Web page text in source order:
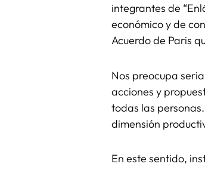
integrantes de
económico y de
Acuerdo de Paris
Nos preocupa
acciones y
todas las
dimensión
En este sentido,